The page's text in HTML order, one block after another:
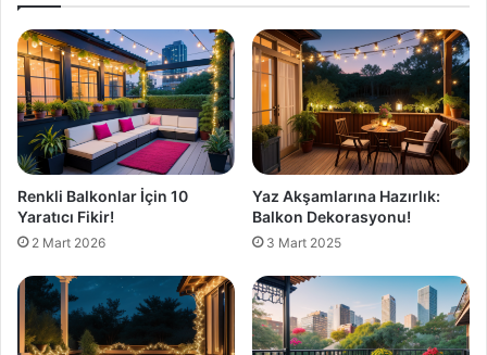
Renkli Balkonlar İçin 10
Yaratıcı Fikir!
2 Mart 2026
Yaz Akşamlarına Hazırlık:
Balkon Dekorasyonu!
3 Mart 2025